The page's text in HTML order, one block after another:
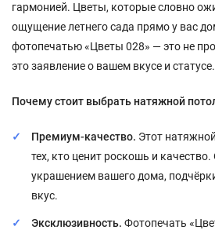
гармонией. Цветы, которые словно
ощущение летнего сада прямо у вас
фотопечатью «Цветы 028» — это не
это заявление о вашем вкусе и статусе.
Почему стоит выбрать натяжной
Премиум-качество. Этот
тех, кто ценит роскошь и
украшением вашего дома,
вкус.
Эксклюзивность. Фотопечать